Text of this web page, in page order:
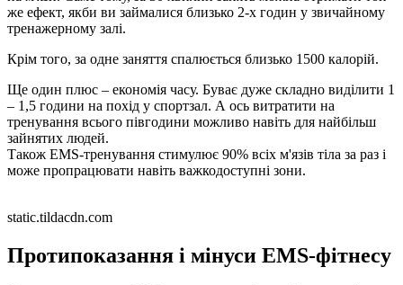
же ефект, якби ви займалися близько 2-х годин у звичайному
тренажерному залі.
Крім того, за одне заняття спалюється близько 1500 калорій.
Ще один плюс – економія часу. Буває дуже складно виділити 1
– 1,5 години на похід у спортзал. А ось витратити на
тренування всього півгодини можливо навіть для найбільш
зайнятих людей.
Також EMS-тренування стимулює 90% всіх м'язів тіла за раз і
може пропрацювати навіть важкодоступні зони.
static.tildacdn.com
Протипоказання і мінуси EMS-фітнесу